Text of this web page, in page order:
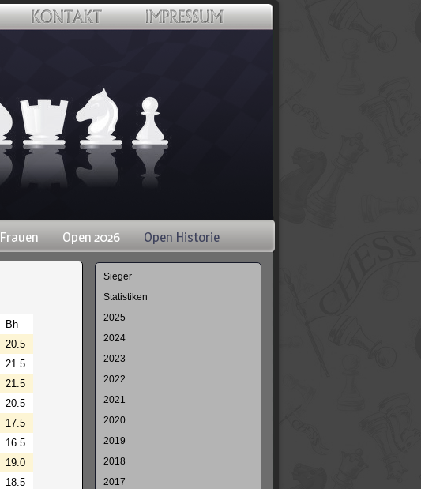
Frauen Open 2026 Open Historie
Bh
20.5
21.5
21.5
20.5
17.5
16.5
19.0
18.5
Navigation
Sieger
Statistiken
2025
2024
2023
2022
2021
2020
2019
2018
2017